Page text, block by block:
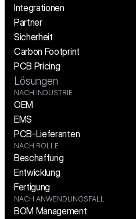
Integrationen
Partner
Sicherheit
Carbon Footprint
PCB Pricing
Lösungen
NACH INDUSTRIE
OEM
EMS
PCB-Lieferanten
NACH ROLLE
Beschaffung
Entwicklung
Fertigung
NACH ANWENDUNGSFALL
BOM Management